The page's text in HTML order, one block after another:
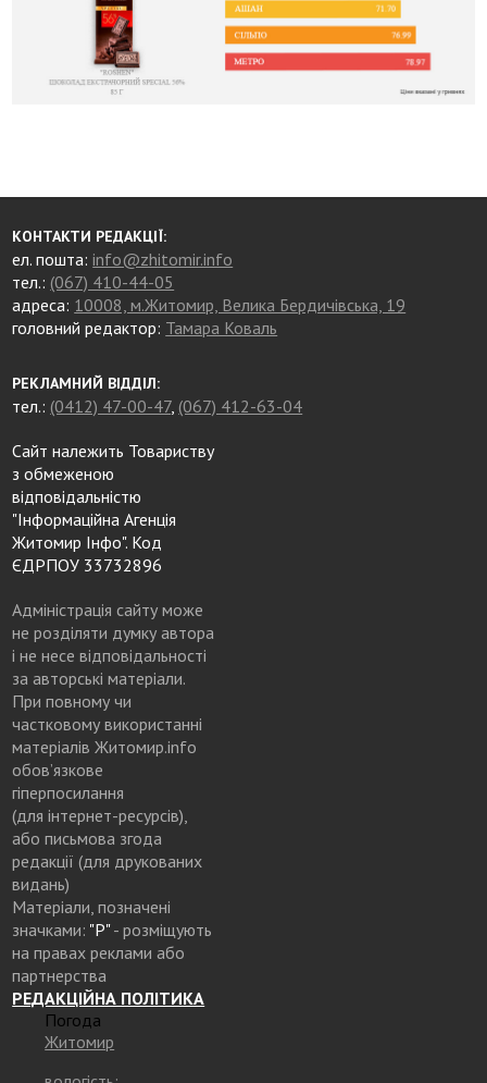
КОНТАКТИ РЕДАКЦІЇ:
ел. пошта:info@zhitomir.info
тел.: (067) 410-44-05
адреса: 10008, м.Житомир, Велика Бердичівська, 19
головний редактор: Тамара Коваль
РЕКЛАМНИЙ ВІДДІЛ:
тел.: (0412) 47-00-47, (067) 412-63-04
Сайт належить Товариству
з обмеженою
відповідальністю
"Інформаційна Агенція
Житомир Інфо". Код
ЄДРПОУ 33732896
Адміністрація сайту може
не розділяти думку автора
і не несе відповідальності
за авторські матеріали.
При повному чи
частковому використанні
матеріалів Житомир.info
обов’язкове
гіперпосилання
(для інтернет-ресурсів),
або письмова згода
редакції (для друкованих
видань)
Матеріали, позначені
значками: "Р"- розміщують
на правах реклами або
партнерства
РЕДАКЦІЙНА ПОЛІТИКА
Погода
Житомир